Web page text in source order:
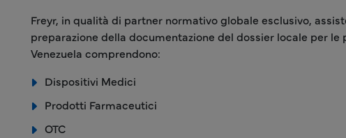
Freyr, in qualità di partner normativo globale esclusivo,
preparazione della documentazione del dossier locale per
Venezuela comprendono:
Dispositivi Medici
Prodotti Farmaceutici
OTC